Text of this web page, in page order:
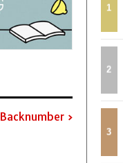
Backnumber
1
2
3